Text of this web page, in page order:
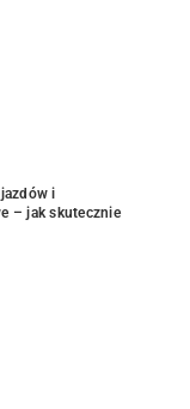
i
– jak skutecznie